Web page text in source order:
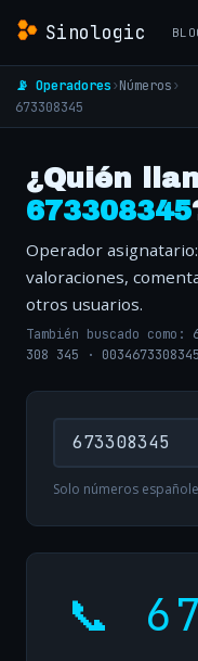
Sinologic
📡 Operadores›Números›
673308345
¿Quién
673308345
Operador asignatario:
valoraciones,
otros usuarios.
También buscado como:
308 345 · 0034673308345
Solo números
📞